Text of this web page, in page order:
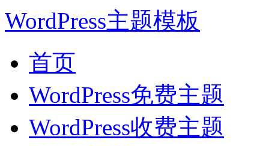
WordPress主题模板
首页
WordPress免费主题
WordPress收费主题